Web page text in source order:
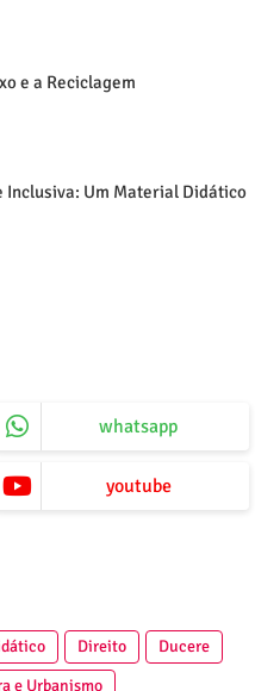
e a Reciclagem
Inclusiva: Um Material Didático
whatsapp
youtube
Direito
Ducere
e Urbanismo